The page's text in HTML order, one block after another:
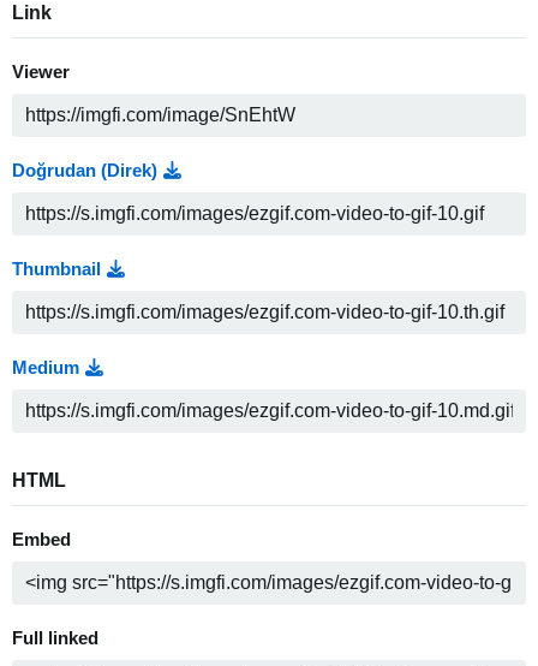
Link
Viewer
Doğrudan (Direk)
Thumbnail
Medium
HTML
Embed
Full linked